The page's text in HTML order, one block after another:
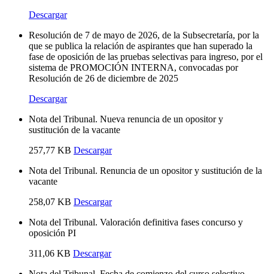
Descargar
Resolución de 7 de mayo de 2026, de la Subsecretaría, por la
que se publica la relación de aspirantes que han superado la
fase de oposición de las pruebas selectivas para ingreso, por el
sistema de PROMOCIÓN INTERNA, convocadas por
Resolución de 26 de diciembre de 2025
Descargar
Nota del Tribunal. Nueva renuncia de un opositor y
sustitución de la vacante
257,77 KB Descargar
Nota del Tribunal. Renuncia de un opositor y sustitución de la
vacante
258,07 KB Descargar
Nota del Tribunal. Valoración definitiva fases concurso y
oposición PI
311,06 KB Descargar